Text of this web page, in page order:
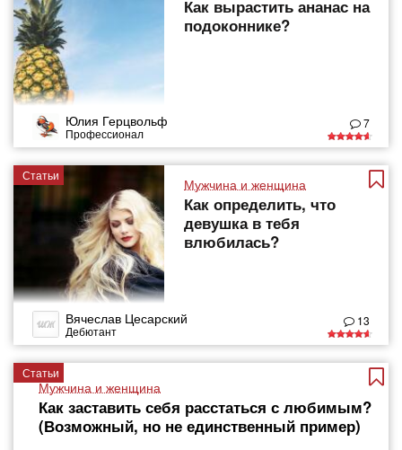
Как вырастить ананас на
подоконнике?
Юлия Герцвольф
Профессионал
7
Статьи
Мужчина и женщина
Как определить, что
девушка в тебя
влюбилась?
Вячеслав Цесарский
Дебютант
13
Статьи
Мужчина и женщина
Как заставить себя расстаться с любимым?
(Возможный, но не единственный пример)